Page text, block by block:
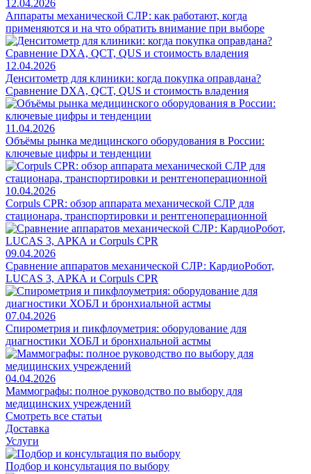
12.04.2026
Аппараты механической СЛР: как работают, когда
применяются и на что обратить внимание при выборе
12.04.2026
Денситометр для клиники: когда покупка оправдана?
Сравнение DXA, QCT, QUS и стоимость владения
11.04.2026
Объёмы рынка медицинского оборудования в России:
ключевые цифры и тенденции
10.04.2026
Corpuls CPR: обзор аппарата механической СЛР для
стационара, транспортировки и рентгеноперационной
09.04.2026
Сравнение аппаратов механической СЛР: КардиоРобот,
LUCAS 3, АРКА и Corpuls CPR
07.04.2026
Спирометрия и пикфлоуметрия: оборудование для
диагностики ХОБЛ и бронхиальной астмы
04.04.2026
Маммографы: полное руководство по выбору для
медицинских учреждений
Смотреть все статьи
Доставка
Услуги
Подбор и консультация по выбору